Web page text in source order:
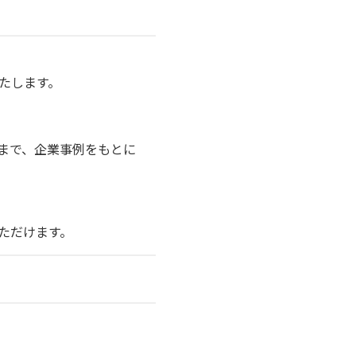
ます。
で、企業事例をもとに
けます。